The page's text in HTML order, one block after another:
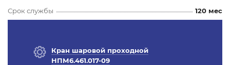
Срок службы
120 мес
Кран шаровой проходной
НПМ6.461.017-09